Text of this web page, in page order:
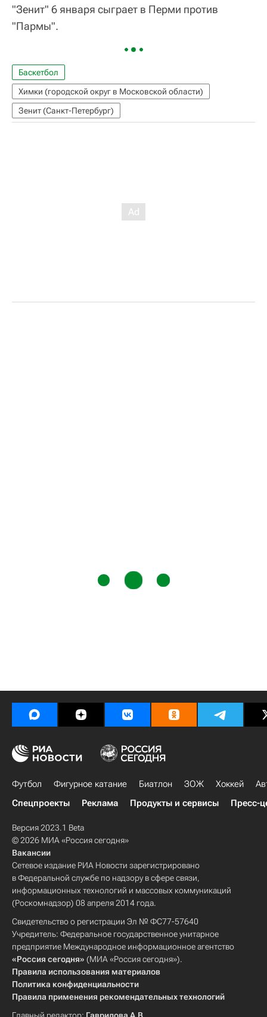
"Зенит" 6 января сыграет в Перми против
"Пармы".
Баскетбол
Химки (городской округ в Московской области)
Зенит (Санкт-Петербург)
Футбол Фигурное катание Биатлон ЗОЖ Хоккей
Спецпроекты
Реклама Продукты и сервисы Пресс-
Версия 2023.1 Beta
© 2026 МИА «Россия сегодня»
Вакансии
Сетевое издание РИА Новости зарегистрировано
в Федеральной службе по надзору в сфере связи,
информационных технологий и массовых коммуникаций
(Роскомнадзор) 08 апреля 2014 года.
Свидетельство о регистрации Эл № ФС77-57640
Учредитель: Федеральное государственное унитарное
предприятие Международное информационное агентство
«Россия сегодня» (МИА «Россия сегодня»).
Правила использования материалов
Политика конфиденциальности
Правила применения рекомендательных технологий